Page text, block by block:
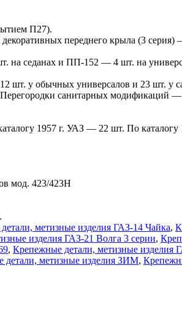
П27).
переднего крыла (3
на седанах и ПП-152 — 4 шт. на
шт. у обычных универсалов и 23 шт. у
санитарных модификаций
1957 г. УАЗ — 22 шт. По
мод. 423/423Н
метизные изделия ГАЗ-14 Чайка,
изделия ГАЗ-21 Волга 3 серии,
, Крепежные детали, метизные изделия
детали, метизные изделия ЗИМ,